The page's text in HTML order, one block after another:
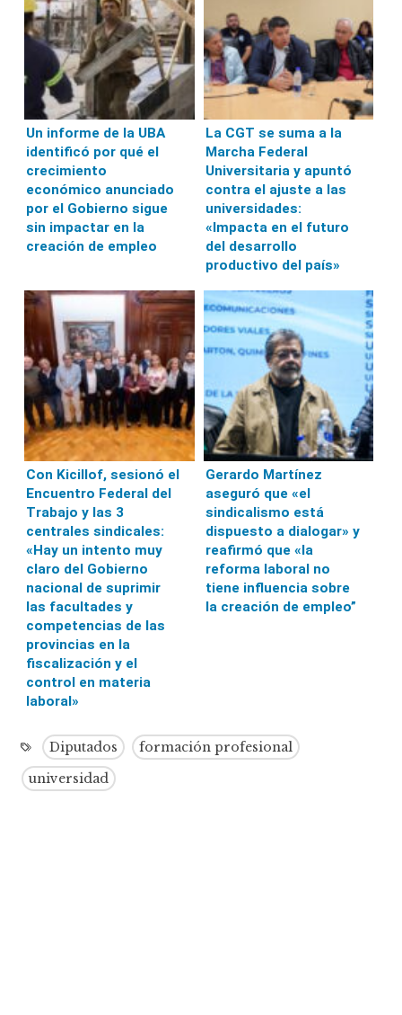
Un informe de la UBA
identificó por qué el
crecimiento
económico anunciado
por el Gobierno sigue
sin impactar en la
creación de empleo
La CGT se suma a la
Marcha Federal
Universitaria y apuntó
contra el ajuste a las
universidades:
«Impacta en el futuro
del desarrollo
productivo del país»
Con Kicillof, sesionó el
Encuentro Federal del
Trabajo y las 3
centrales sindicales:
«Hay un intento muy
claro del Gobierno
nacional de suprimir
las facultades y
competencias de las
provincias en la
fiscalización y el
control en materia
laboral»
Gerardo Martínez
aseguró que «el
sindicalismo está
dispuesto a dialogar» y
reafirmó que «la
reforma laboral no
tiene influencia sobre
la creación de empleo”
Diputados
formación profesional
universidad